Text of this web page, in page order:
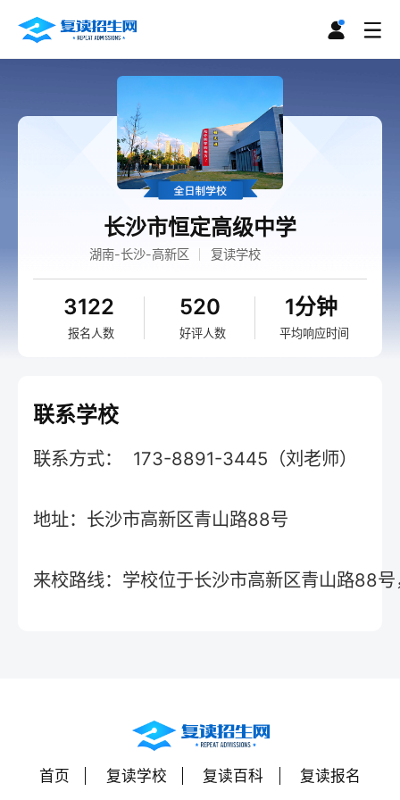
长沙市恒定高级中学
湖南-长沙-高新区 复读学校
3122
报名人数
520
好评人数
1分钟
平均响应时间
联系学校
联系方式： 173-8891-3445（刘老师）
地址：长沙市高新区青山路88号
来校路线：学校位于长沙市高新区青山路88
首页 复读学校 复读百科 复读报名